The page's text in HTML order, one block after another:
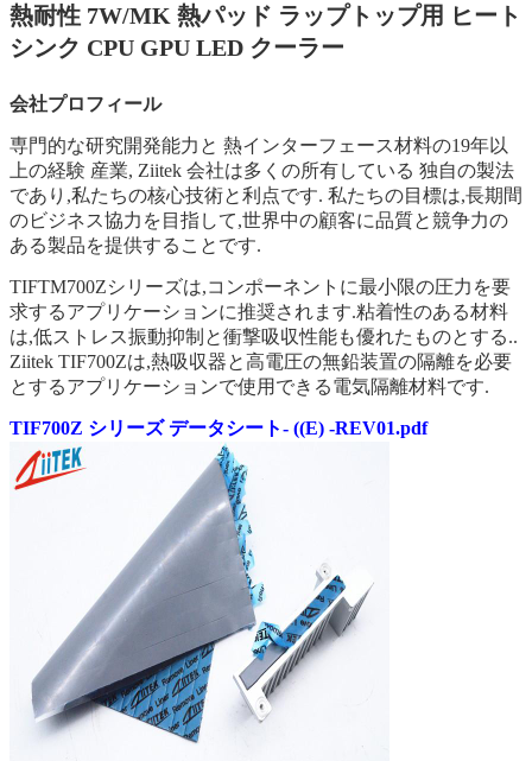
熱耐性 7W/MK 熱パッド ラップトップ用 ヒート
シンク CPU GPU LED クーラー
会社プロフィール
専門的な研究開発能力と 熱インターフェース材料の19年以
上の経験 産業, Ziitek 会社は多くの所有している 独自の製法
であり,私たちの核心技術と利点です. 私たちの目標は,長期間
のビジネス協力を目指して,世界中の顧客に品質と競争力の
ある製品を提供することです.
TIFTM700Zシリーズは,コンポーネントに最小限の圧力を要
求するアプリケーションに推奨されます.粘着性のある材料
は,低ストレス振動抑制と衝撃吸収性能も優れたものとする..
Ziitek TIF700Zは,熱吸収器と高電圧の無鉛装置の隔離を必要
とするアプリケーションで使用できる電気隔離材料です.
TIF700Z シリーズ データシート- ((E) -REV01.pdf